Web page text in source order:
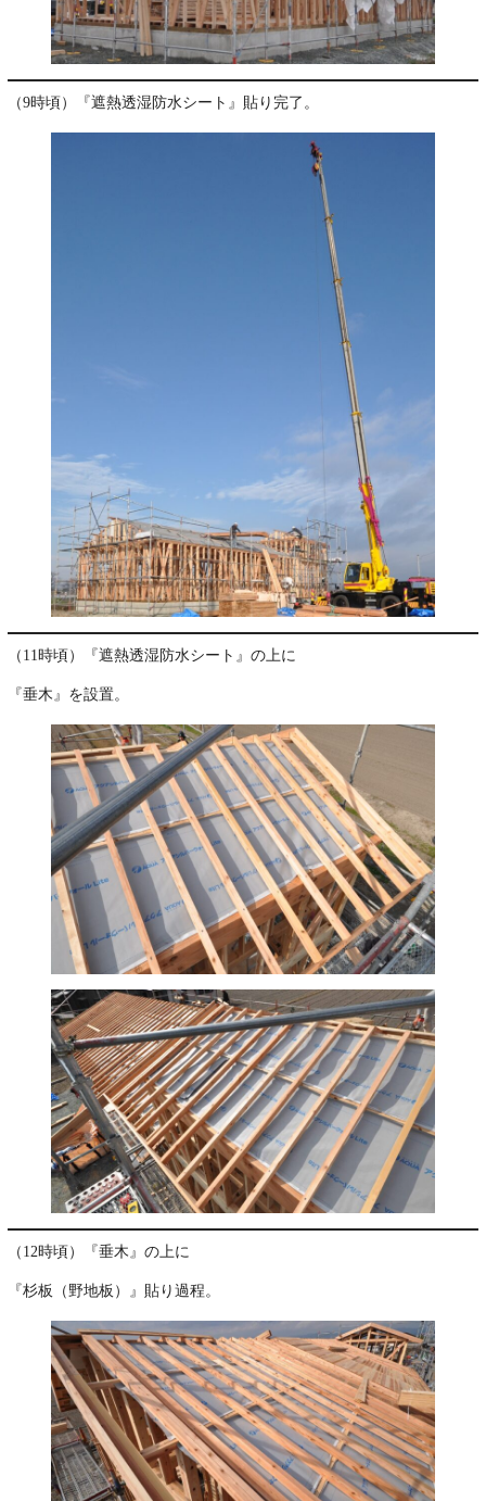
（9時頃）『遮熱透湿防水シート』貼り完了。
（11時頃）『遮熱透湿防水シート』の上に
『垂木』を設置。
（12時頃）『垂木』の上に
『杉板（野地板）』貼り過程。